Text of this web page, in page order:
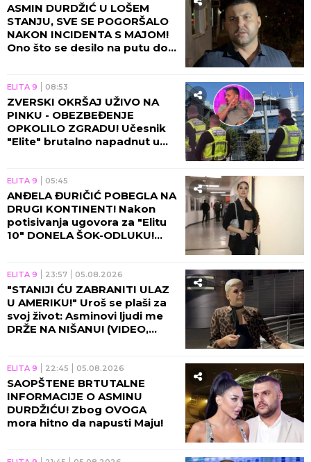
ASMIN DURDŽIĆ U LOŠEM
STANJU, SVE SE POGORŠALO
NAKON INCIDENTA S MAJOM!
Ono što se desilo na putu do
ELITA 9 08:53
ZVERSKI OKRŠAJ UŽIVO NA
PINKU - OBEZBEĐENJE
OPKOLILO ZGRADU! Učesnik
"Elite" brutalno napadnut u
ELITA 9 05:45
ANĐELA ĐURIČIĆ POBEGLA NA
DRUGI KONTINENT! Nakon
potisivanja ugovora za "Elitu
10" DONELA ŠOK-ODLUKU!
ELITA 9 23:57 05.08.2026
"STANIJI ĆU ZABRANITI ULAZ
U AMERIKU!" Uroš se plaši za
svoj život: Asminovi ljudi me
DRŽE NA NIŠANU! (VIDEO,
ELITA 9 22:45 05.08.2026
SAOPŠTENE BRTUTALNE
INFORMACIJE O ASMINU
DURDŽIĆU! Zbog OVOGA
mora hitno da napusti Maju!